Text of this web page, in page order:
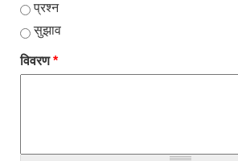
प्रश्न
सुझाव
विवरण*